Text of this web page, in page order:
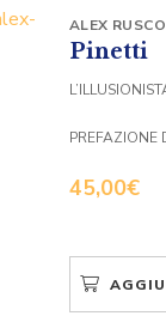
Pinetti
45,00€
ALEX
PREFAZIONE